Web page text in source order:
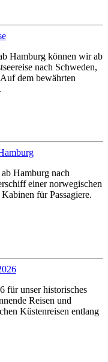
Hamburg können wir ab
nach Schweden,
dem bewährten
Hamburg nach
einer norwegischen
für Passagiere.
für unser historisches
Reisen und
Küstenreisen entlang